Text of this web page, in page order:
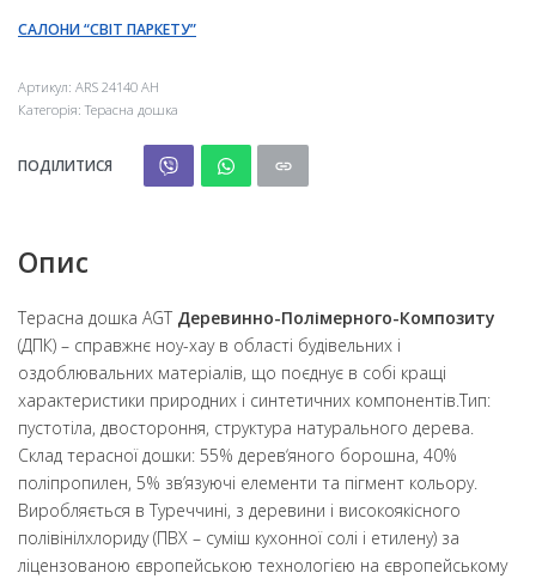
САЛОНИ “СВІТ ПАРКЕТУ”
Артикул: ARS 24140 АН
Категорія:Терасна дошка
ПОДІЛИТИСЯ
Опис
Терасна дошка AGT Деревинно-Полімерного-Композиту
(ДПК) – справжнє ноу-хау в області будівельних і
оздоблювальних матеріалів, що поєднує в собі кращі
характеристики природних і синтетичних компонентів.Тип:
пустотіла, двостороння, структура натурального дерева.
Склад терасної дошки: 55% дерев‘яного борошна, 40%
поліпропилен, 5% зв’язуючі елементи та пігмент кольору.
Виробляється в Туреччині, з деревини і високоякісного
полівінілхлориду (ПВХ – суміш кухонної солі і етилену) за
ліцензованою європейською технологією на європейському